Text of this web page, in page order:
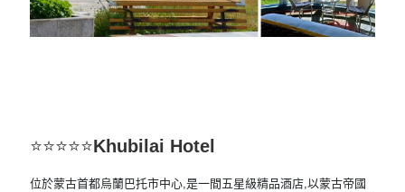
⭐⭐⭐⭐⭐Khubilai Hotel
位於蒙古首都烏蘭巴托市中心,是一間五星級精品酒店,以蒙古帝國